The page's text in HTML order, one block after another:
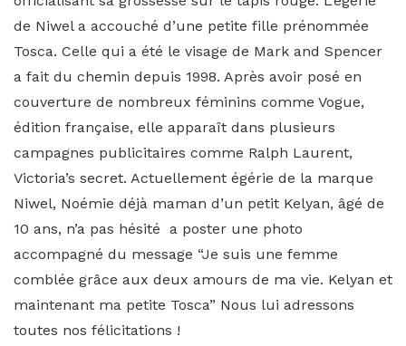
de Niwel a accouché d’une petite fille prénommée
Tosca. Celle qui a été le visage de Mark and Spencer
a fait du chemin depuis 1998. Après avoir posé en
couverture de nombreux féminins comme Vogue,
édition française, elle apparaît dans plusieurs
campagnes publicitaires comme Ralph Laurent,
Victoria’s secret. Actuellement égérie de la marque
Niwel, Noémie déjà maman d’un petit Kelyan, âgé de
10 ans, n’a pas hésité a poster une photo
accompagné du message “Je suis une femme
comblée grâce aux deux amours de ma vie. Kelyan et
main­te­nant ma petite Tosca” Nous lui adressons
toutes nos félicitations !